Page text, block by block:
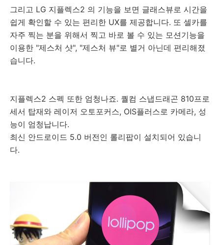
그리고 LG 지플렉스2 의 기능을 보면 글래스뷰로 시간을
쉽게 확인할 수 있는 편리한 UX를 제공합니다. 또 셀카를
자주 찍는 분을 위해서 찍고 바로 볼 수 있는 모션기능을
이용한 "제스처 샷", "제스처 뷰"로 별거 아닌데 편리해졌
습니다.
지플렉스2 스펙 또한 엄청나죠. 퀄컴 스냅드래곤 810프로
세서 탑재와 레이저 오토포커스, OIS플러스로 카메라, 성
능이 엄청납니다.
최신 안드로이드 5.0 버전인 롤리팝이 설치되어 있습니
다.